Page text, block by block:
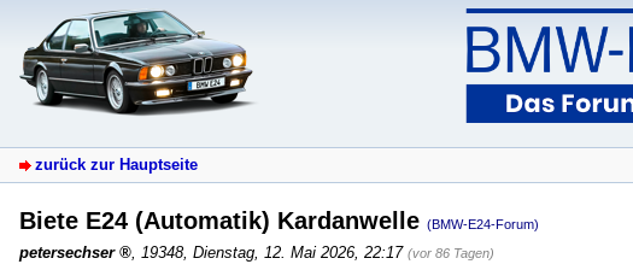
zurück zur Hauptseite
Biete E24 (Automatik) Kardanwelle (BMW-E24-Forum)
petersechser , 19348, Dienstag, 12. Mai 2026, 22:17 (vor 86 Tagen)